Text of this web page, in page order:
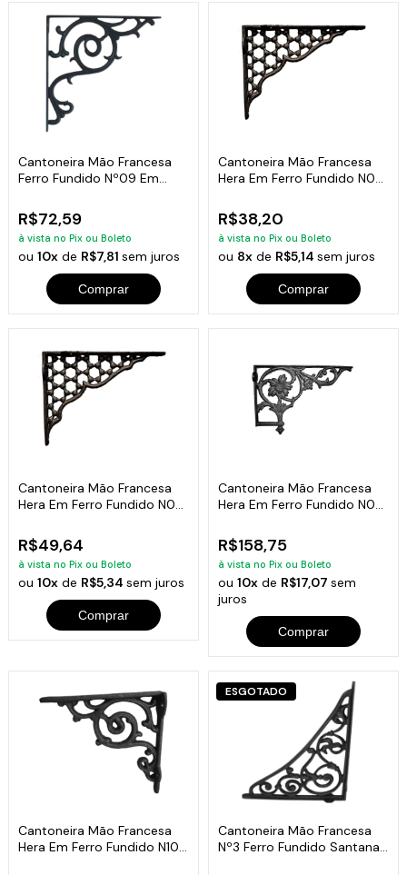
Cantoneira Mão Francesa
Ferro Fundido Nº09 Em
R$72,59
à vista no Pix ou Boleto
ou10x de R$7,81sem juros
Comprar
Cantoneira Mão Francesa
Hera Em Ferro Fundido N06
R$38,20
à vista no Pix ou Boleto
ou 8xde R$5,14 sem juros
Comprar
Cantoneira Mão Francesa
Hera Em Ferro Fundido N08
R$49,64
à vista no Pix ou Boleto
ou10x de R$5,34sem juros
Comprar
Cantoneira Mão Francesa
Hera Em Ferro Fundido N09
R$158,75
à vista no Pix ou Boleto
ou 10xde R$17,07 sem
juros
Comprar
Cantoneira Mão Francesa
Hera Em Ferro Fundido N10
ESGOTADO
Cantoneira Mão Francesa
Nº3 Ferro Fundido Santana